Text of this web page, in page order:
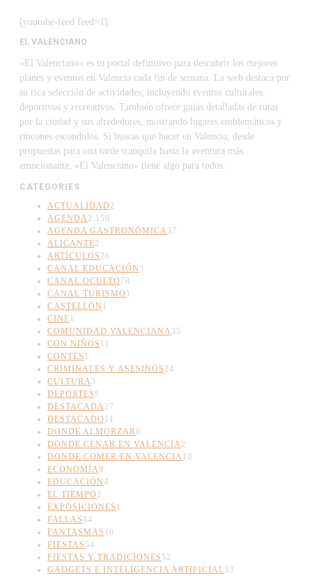
[youtube-feed feed=1]
EL VALENCIANO
«El Valenciano» es tu portal definitivo para descubrir los mejores
planes y eventos en Valencia cada fin de semana. La web destaca por
su rica selección de actividades, incluyendo eventos culturales,
deportivos y recreativos. También ofrece guías detalladas de rutas
por la ciudad y sus alrededores, mostrando lugares emblemáticos y
rincones escondidos. Si buscas qué hacer en Valencia, desde
propuestas para una tarde tranquila hasta la aventura más
emocionante, «El Valenciano» tiene algo para todos.
CATEGORIES
ACTUALIDAD 2
AGENDA2.159
AGENDA GASTRONÓMICA37
ALICANTE2
ARTÍCULOS 26
CANAL EDUCACIÓN 3
CANAL OCULTO 78
CANAL TURISMO 1
CASTELLÓN 1
CINE1
COMUNIDAD VALENCIANA35
CON NIÑOS 11
CONTES 1
CRIMINALES Y ASESINOS 24
CULTURA3
DEPORTES8
DESTACADA27
DESTACADO 11
DONDE ALMORZAR6
DONDE CENAR EN VALENCIA2
DONDE COMER EN VALENCIA10
ECONOMÍA9
EDUCACIÓN4
EL TIEMPO 2
EXPOSICIONES 1
FALLAS84
FANTASMAS 10
FIESTAS 54
FIESTAS Y TRADICIONES 52
GADGETS E INTELIGENCIA ARTIFICIAL33